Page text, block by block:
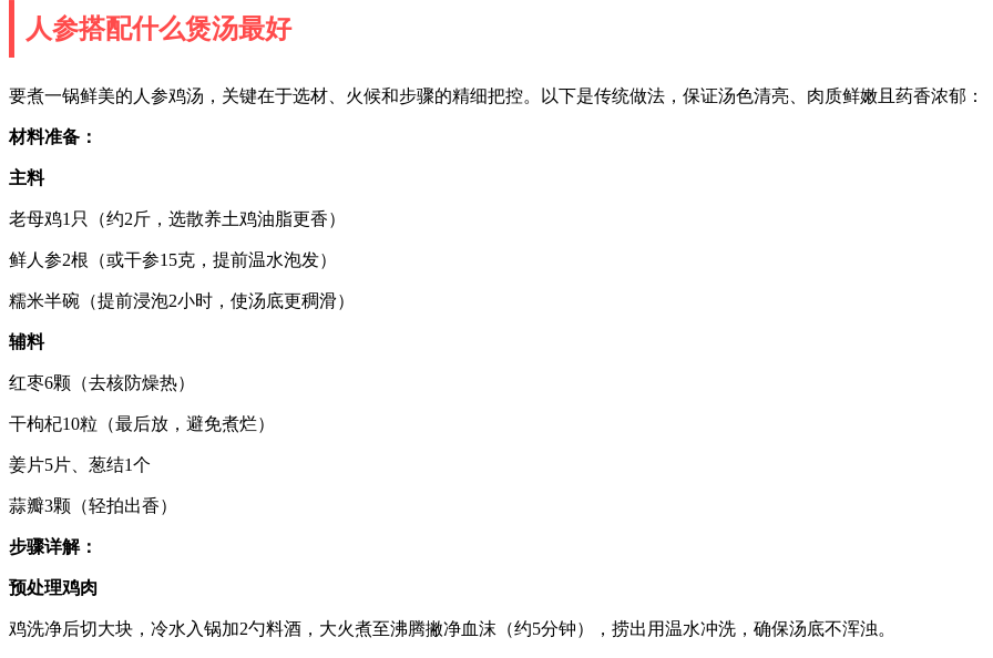
人参搭配什么煲汤最好
要煮一锅鲜美的人参鸡汤，关键在于选材、火候和步骤的精细把控。以下是传统做法，保证汤色清亮、肉质鲜嫩且药香浓郁：
材料准备：
主料
老母鸡1只（约2斤，选散养土鸡油脂更香）
鲜人参2根（或干参15克，提前温水泡发）
糯米半碗（提前浸泡2小时，使汤底更稠滑）
辅料
红枣6颗（去核防燥热）
干枸杞10粒（最后放，避免煮烂）
姜片5片、葱结1个
蒜瓣3颗（轻拍出香）
步骤详解：
预处理鸡肉
鸡洗净后切大块，冷水入锅加2勺料酒，大火煮至沸腾撇净血沫（约5分钟），捞出用温水冲洗，确保汤底不浑浊。